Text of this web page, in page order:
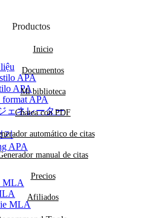
APA
APA
format APA
ェネレーター
기
APA
MLA
MLA
Productos
Inicio
Documentos
Mi biblioteca
Chatea con PDF
automático de citas
manual de citas
Precios
Afiliados